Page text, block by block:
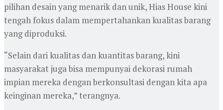
pilihan desain yang menarik dan unik, Hias House kini
tengah fokus dalam mempertahankan kualitas barang
yang diproduksi.
“Selain dari kualitas dan kuantitas barang, kini
masyarakat juga bisa mempunyai dekorasi rumah
impian mereka dengan berkonsultasi dengan kita apa
keinginan mereka,” terangnya.